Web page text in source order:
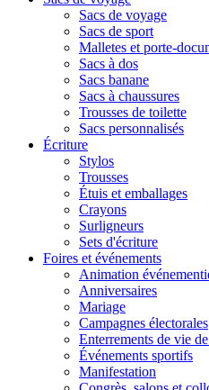
Sacs de voyage
Sacs de sport
Malletes et porte-
Sacs à dos
Sacs banane
Sacs à chaussures
Trousses de toilette
Sacs personnalisés
Écriture
Stylos
Trousses
Étuis et emballages
Crayons
Surligneurs
Sets d'écriture
Foires et événements
Animation
Anniversaires
Mariage
Campagnes électorales
Enterrements de vie
Événements sportifs
Manifestation